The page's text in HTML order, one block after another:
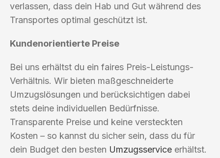
verlassen, dass dein Hab und Gut während des
Transportes optimal geschützt ist.
Kundenorientierte Preise
Bei uns erhältst du ein faires Preis-Leistungs-
Verhältnis. Wir bieten maßgeschneiderte
Umzugslösungen und berücksichtigen dabei
stets deine individuellen Bedürfnisse.
Transparente Preise und keine versteckten
Kosten – so kannst du sicher sein, dass du für
dein Budget den besten Umzugsservice erhältst.